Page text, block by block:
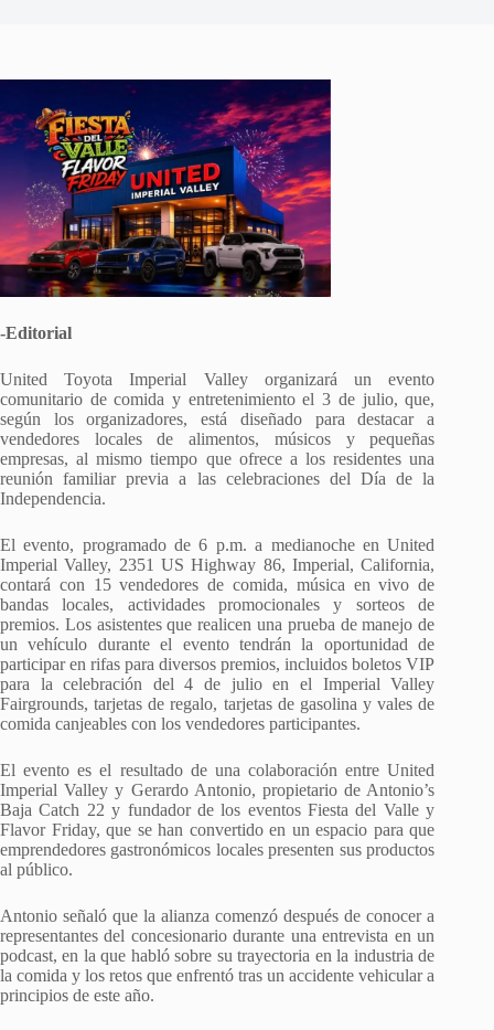
-Editorial
United Toyota Imperial Valley organizará un evento
comunitario de comida y entretenimiento el 3 de julio, que,
según los organizadores, está diseñado para destacar a
vendedores locales de alimentos, músicos y pequeñas
empresas, al mismo tiempo que ofrece a los residentes una
reunión familiar previa a las celebraciones del Día de la
Independencia.
El evento, programado de 6 p.m. a medianoche en United
Imperial Valley, 2351 US Highway 86, Imperial, California,
contará con 15 vendedores de comida, música en vivo de
bandas locales, actividades promocionales y sorteos de
premios. Los asistentes que realicen una prueba de manejo de
un vehículo durante el evento tendrán la oportunidad de
participar en rifas para diversos premios, incluidos boletos VIP
para la celebración del 4 de julio en el Imperial Valley
Fairgrounds, tarjetas de regalo, tarjetas de gasolina y vales de
comida canjeables con los vendedores participantes.
El evento es el resultado de una colaboración entre United
Imperial Valley y Gerardo Antonio, propietario de Antonio’s
Baja Catch 22 y fundador de los eventos Fiesta del Valle y
Flavor Friday, que se han convertido en un espacio para que
emprendedores gastronómicos locales presenten sus productos
al público.
Antonio señaló que la alianza comenzó después de conocer a
representantes del concesionario durante una entrevista en un
podcast, en la que habló sobre su trayectoria en la industria de
la comida y los retos que enfrentó tras un accidente vehicular a
principios de este año.